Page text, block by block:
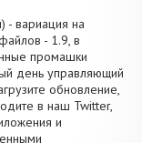
- вариация на
- 1.9, в
промашки
день управляющий
обновление,
в наш Twitter,
и